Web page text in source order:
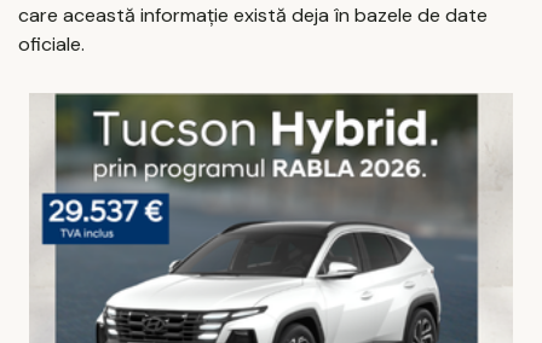
care această informație există deja în bazele de date
oficiale.